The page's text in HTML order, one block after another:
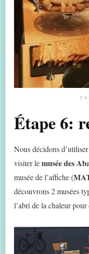
y a
Étape 6:
Nous décidons
visiter lemusée des
musée de l’affiche (
découvrons 2 musées
l’abri de la chaleur